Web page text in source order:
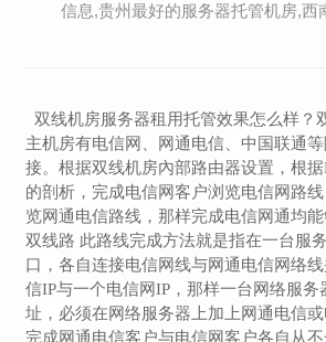
信息,贵州最好的服务器托管机房,西
双线机房服务器租用托管效果怎么样？
主机房有电信网、网通电信、中国联通
接。根据双线机房內部路由器设置，根
的剖析，完成电信网客户浏览电信网路
览网通电信路线，那样完成电信网通均
双线路 此路线完成方法就是指在一台服
口，各自连接电信网线与网通电信网络
信IP与一个电信网IP，那样一台网络服务
址，必须在网络服务器上加上网通电信
完成网通电信客户与电信网客户各自从不